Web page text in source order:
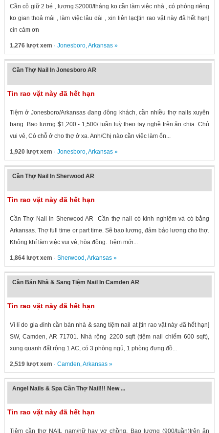
Cần cô giữ 2 bé , lương $2000/tháng ko cần làm việc nhà , có phòng riêng
ko gian thoả mái , làm việc lâu dài , xin liên lạc[tin rao vặt này đã hết hạn]
cin cảm ơn
1,276 lượt xem · Jonesboro,Arkansas»
Cần Thợ Nail In Jonesboro AR
Tin rao vặt này đã hết hạn
Tiệm ở Jonesboro/Arkansas đang đông khách, cần nhiều thợ nails xuyên
bang. Bao lương $1,200 - 1,500/ tuần tuỳ theo tay nghề trên ăn chia. Chủ
vui vẻ, Có chỗ ở cho thợ ở xa. Anh/Chị nào cần việc làm ổn...
1,920 lượt xem · Jonesboro,Arkansas»
Cần Thợ Nail In Sherwood AR
Tin rao vặt này đã hết hạn
Cần Thợ Nail In Sherwood AR Cần thợ nail có kinh nghiệm và có bằng
Arkansas. Thợ full time or part time. Sẽ bao lương, đảm bảo lương cho thợ.
Không khí làm việc vui vẻ, hòa đồng. Tiệm mới...
1,864 lượt xem · Sherwood ,Arkansas»
Cần Bán Nhà & Sang Tiệm Nail In Camden AR
Tin rao vặt này đã hết hạn
Vì lí do gia đình cần bán nhà & sang tiệm nail at [tin rao vặt này đã hết hạn]
SW, Camden, AR 71701. Nhà rộng 2200 sqft (tiệm nail chiếm 600 sqft),
xung quanh đất rộng 1 AC, có 3 phòng ngủ, 1 phòng đựng đồ...
2,519 lượt xem · Camden,Arkansas»
Angel Nails & Spa Cần Thợ Nail!!! New ...
Tin rao vặt này đã hết hạn
Tiệm cần thợ NAIL nam/nữ hay vợ chồng, Bao lương (900/tuần)trên ăn